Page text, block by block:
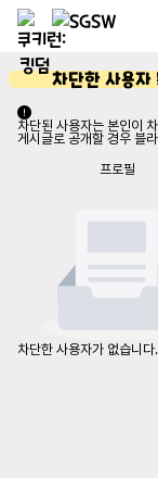
차단한 사용자
차단된 사용자는 본인이
게시글로 공개할 경우 블
프로필
차단한 사용자가 없습니다.